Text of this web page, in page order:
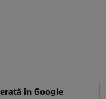
în Google